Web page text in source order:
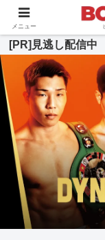
BOXING
[PR]見逃し配信
メニュー